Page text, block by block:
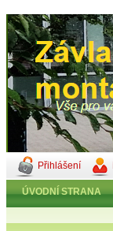
Přihlášení
ÚVODNÍ STRANA